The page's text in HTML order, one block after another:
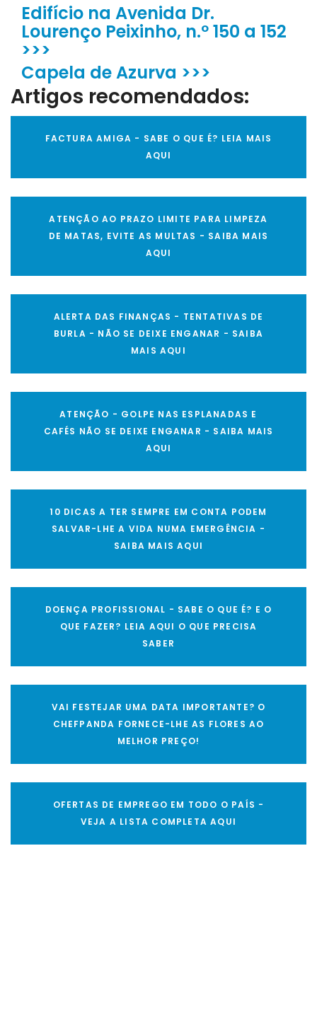
Edifício na Avenida Dr.
Lourenço Peixinho, n.º 150 a 152
>>>
Capela de Azurva >>>
Artigos recomendados:
FACTURA AMIGA - SABE O QUE É? LEIA MAIS
AQUI
ATENÇÃO AO PRAZO LIMITE PARA LIMPEZA
DE MATAS, EVITE AS MULTAS - SAIBA MAIS
AQUI
ALERTA DAS FINANÇAS - TENTATIVAS DE
BURLA - NÃO SE DEIXE ENGANAR - SAIBA
MAIS AQUI
ATENÇÃO - GOLPE NAS ESPLANADAS E
CAFÉS NÃO SE DEIXE ENGANAR - SAIBA MAIS
AQUI
10 DICAS A TER SEMPRE EM CONTA PODEM
SALVAR-LHE A VIDA NUMA EMERGÊNCIA -
SAIBA MAIS AQUI
DOENÇA PROFISSIONAL - SABE O QUE É? E O
QUE FAZER? LEIA AQUI O QUE PRECISA
SABER
VAI FESTEJAR UMA DATA IMPORTANTE? O
CHEFPANDA FORNECE-LHE AS FLORES AO
MELHOR PREÇO!
OFERTAS DE EMPREGO EM TODO O PAÍS -
VEJA A LISTA COMPLETA AQUI